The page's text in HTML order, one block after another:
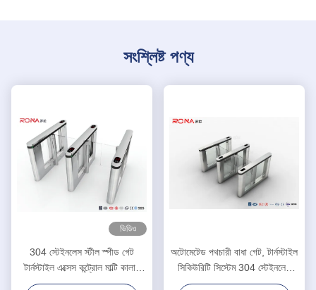
সংশ্লিষ্ট পণ্য
ভিডিও
304 স্টেইনলেস স্টীল স্পীড গেট
টার্নস্টাইল এক্সেস কন্ট্রোল মাল্টি কালার
প্লেটিং
অটোমেটেড পথচারী বাধা গেট, টার্নস্টাইল
সিকিউরিটি সিস্টেম 304 স্টেইনলেস
স্টীল